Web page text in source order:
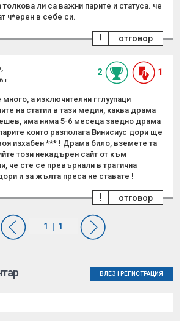
толкова ли са важни парите и статуса. че
ч*ерен в себе си.
отговор
!
г.
2 1
а изключителни гглуупаци
на статии в тази медия, каква драма
има няма 5-6 месеца заедно драма
които разполага Винисиус дори ще
изхабен *** ! Драма било, вземете та
този некадърен сайт от към
че сте се превърнали в трагична
и за жълта преса не ставате !
отговор
!
ВЛЕЗ РЕГИСТРАЦИЯ